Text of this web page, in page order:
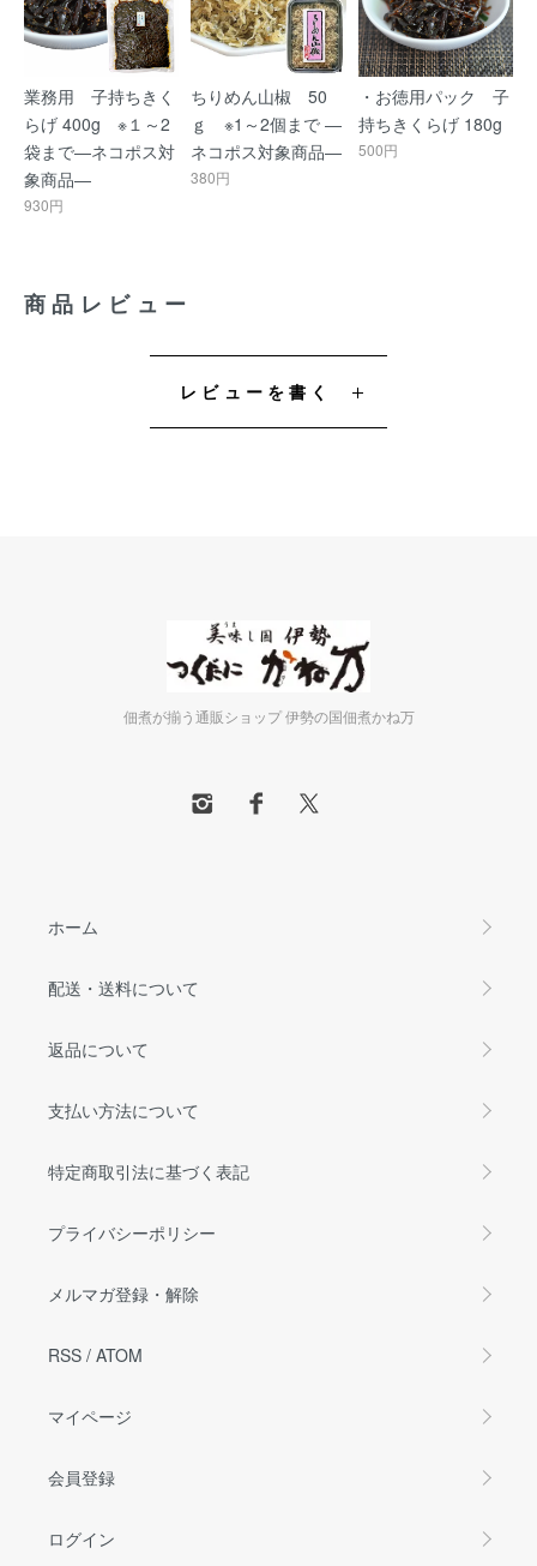
業務用 子持ちきく
らげ 400g ※１～2
袋まで―ネコポス対
象商品―
930円
ちりめん山椒 50
ｇ ※1～2個まで ―
ネコポス対象商品―
380円
・お徳用パック 子
持ちきくらげ 180g
500円
商品レビュー
レビューを書く
佃煮が揃う通販ショップ 伊勢の国佃煮かね万
ホーム
配送・送料について
返品について
支払い方法について
特定商取引法に基づく表記
プライバシーポリシー
メルマガ登録・解除
RSS / ATOM
マイページ
会員登録
ログイン